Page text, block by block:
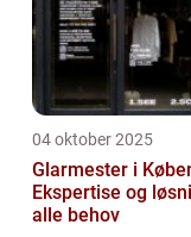
04 oktober 2025
Glarmester i
Ekspertise og
alle behov